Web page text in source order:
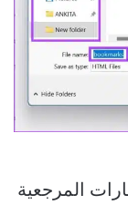
المرجعية